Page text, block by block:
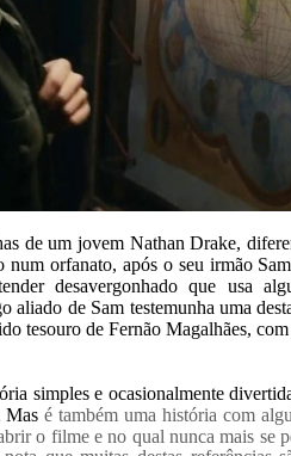
de um jovem Nathan Drake,
orfanato, após o seu irmão
desavergonhado que usa
aliado de Sam testemunha uma
tesouro de Fernão Magalhães,
simples e ocasionalmente
Mas é também uma história com
o filme e no qual nunca mais se